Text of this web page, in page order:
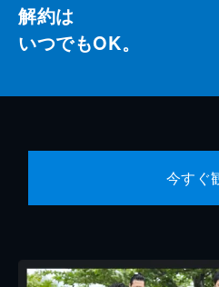
解約は
いつでもOK。
今すぐ